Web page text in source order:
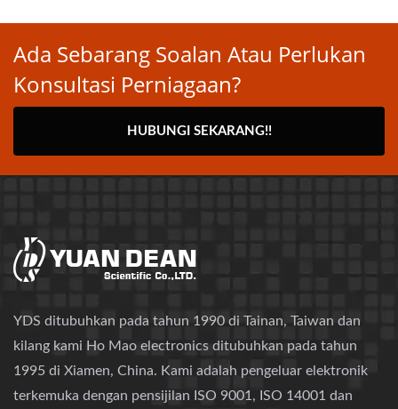
Ada Sebarang Soalan Atau Perlukan
Konsultasi Perniagaan?
HUBUNGI SEKARANG!!
YDS ditubuhkan pada tahun 1990 di Tainan, Taiwan dan
kilang kami Ho Mao electronics ditubuhkan pada tahun
1995 di Xiamen, China. Kami adalah pengeluar elektronik
terkemuka dengan pensijilan ISO 9001, ISO 14001 dan